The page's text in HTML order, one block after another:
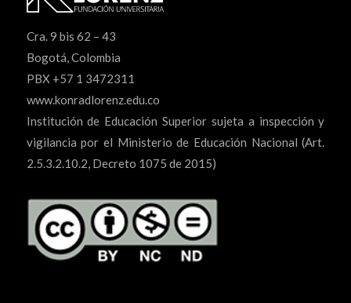
Cra. 9 bis 62 – 43
Bogotá, Colombia
PBX +57 1 3472311
www.konradlorenz.edu.co
Institución de Educación Superior sujeta a inspección y
vigilancia por el Ministerio de Educación Nacional (Art.
2.5.3.2.10.2, Decreto 1075 de 2015)